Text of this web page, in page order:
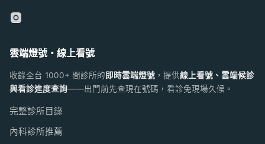
雲端燈號・線上看號
收錄全台 1000+ 間診所的即時雲端燈號 ，提供線上看號、雲端候診
與看診進度查詢——出門前先查現在號碼，看診免現場久候。
完整診所目錄
內科診所推薦